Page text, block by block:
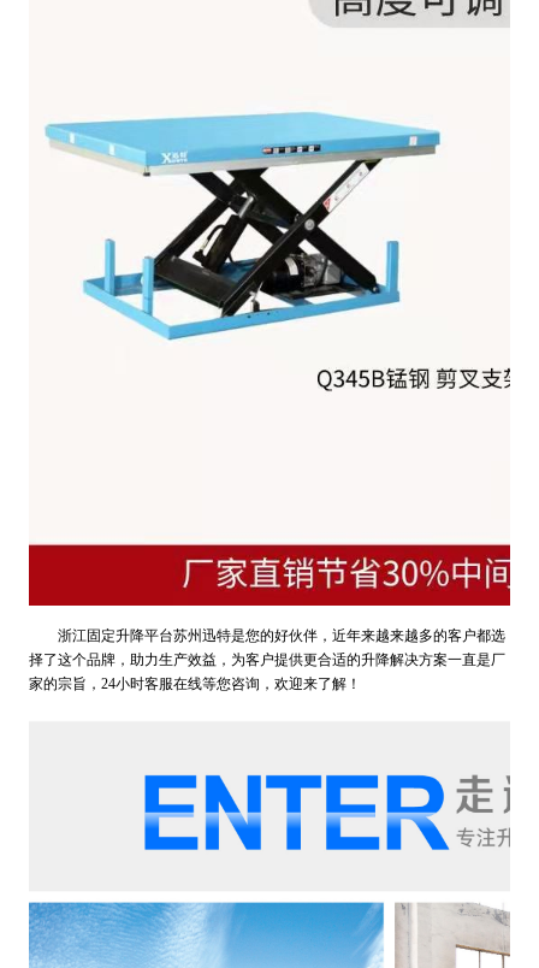
浙江固定升降平台苏州迅特是您的好伙伴，近年来越来越多的客户都选
择了这个品牌，助力生产效益，为客户提供更合适的升降解决方案一直是厂
家的宗旨，24小时客服在线等您咨询，欢迎来了解！